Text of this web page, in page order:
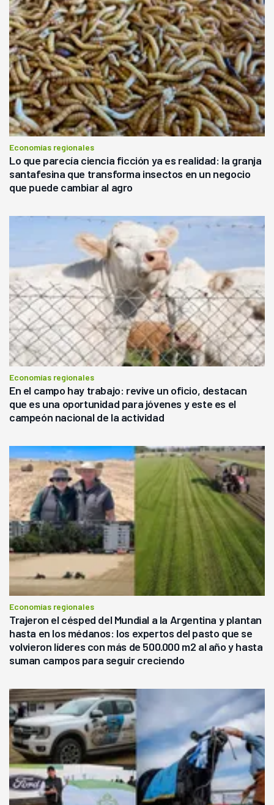
Economías regionales
Lo que parecía ciencia ficción ya es realidad: la granja
santafesina que transforma insectos en un negocio
que puede cambiar al agro
Economías regionales
En el campo hay trabajo: revive un oficio, destacan
que es una oportunidad para jóvenes y este es el
campeón nacional de la actividad
Economías regionales
Trajeron el césped del Mundial a la Argentina y plantan
hasta en los médanos: los expertos del pasto que se
volvieron líderes con más de 500.000 m2 al año y hasta
suman campos para seguir creciendo